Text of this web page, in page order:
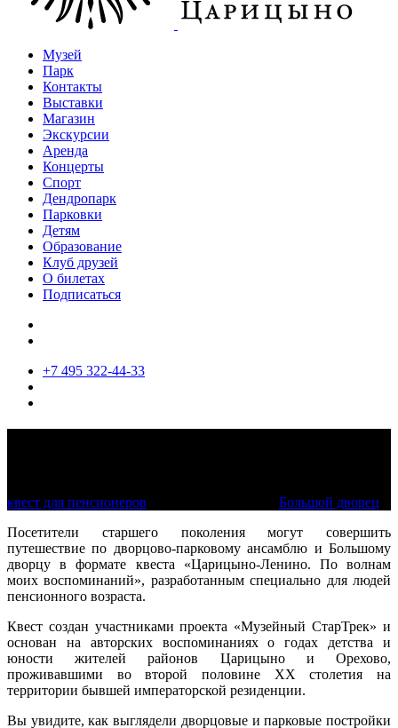
Музей
Парк
Контакты
Выставки
Магазин
Экскурсии
Аренда
Концерты
Спорт
Дендропарк
Парковки
Детям
Образование
Клуб друзей
О билетах
Подписаться
+7 495 322-44-33
квест для пенсионеров
Большой дворец
Посетители старшего поколения могут совершить
путешествие по дворцово-парковому ансамблю и Большому
дворцу в формате квеста «Царицыно-Ленино. По волнам
моих воспоминаний», разработанным специально для людей
пенсионного возраста.
Квест создан участниками проекта «Музейный СтарТрек» и
основан на авторских воспоминаниях о годах детства и
юности жителей районов Царицыно и Орехово,
проживавшими во второй половине XX столетия на
территории бывшей императорской резиденции.
Вы увидите, как выглядели дворцовые и парковые постройки